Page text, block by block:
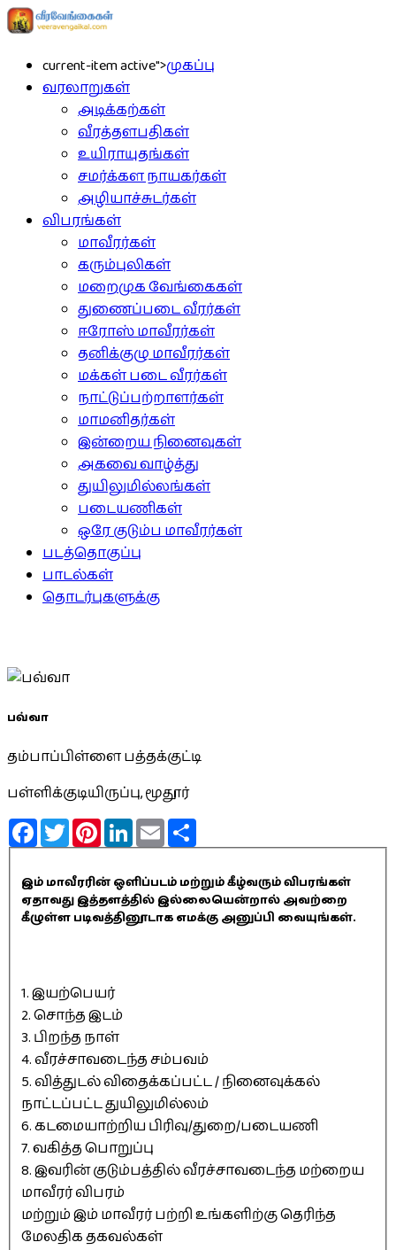
current-item active">முகப்பு
வரலாறுகள்
அடிக்கற்கள்
வீரத்தளபதிகள்
உயிராயுதங்கள்
சமர்க்கள நாயகர்கள்
அழியாச்சுடர்கள்
விபரங்கள்
மாவீரர்கள்
கரும்புலிகள்
மறைமுக வேங்கைகள்
துணைப்படை வீரர்கள்
ஈரோஸ் மாவீரர்கள்
தனிக்குழு மாவீரர்கள்
மக்கள் படை வீரர்கள்
நாட்டுப்பற்றாளர்கள்
மாமனிதர்கள்
இன்றைய நினைவுகள்
அகவை வாழ்த்து
துயிலுமில்லங்கள்
படையணிகள்
ஒரே குடும்ப மாவீரர்கள்
படத்தொகுப்பு
பாடல்கள்
தொடர்புகளுக்கு
பவ்வா
தம்பாப்பிள்ளை பத்தக்குட்டி
பள்ளிக்குடியிருப்பு, மூதூர்
FacebookTwitterPinterestLinkedInEmail
இம் மாவீரரின் ஒளிப்படம் மற்றும் கீழ்வரும் விபரங்கள்
ஏதாவது இத்தளத்தில் இல்லையென்றால் அவற்றை
கீழுள்ள படிவத்தினூடாக எமக்கு அனுப்பி வையுங்கள்.
1. இயற்பெயர்
2. சொந்த இடம்
3. பிறந்த நாள்
4. வீரச்சாவடைந்த சம்பவம்
5. வித்துடல் விதைக்கப்பட்ட / நினைவுக்கல்
நாட்டப்பட்ட துயிலுமில்லம்
6. கடமையாற்றிய பிரிவு/துறை/படையணி
7. வகித்த பொறுப்பு
8. இவரின் குடும்பத்தில் வீரச்சாவடைந்த மற்றைய
மாவீரர் விபரம்
மற்றும் இம் மாவீரர் பற்றி உங்களிற்கு தெரிந்த
மேலதிக தகவல்கள்